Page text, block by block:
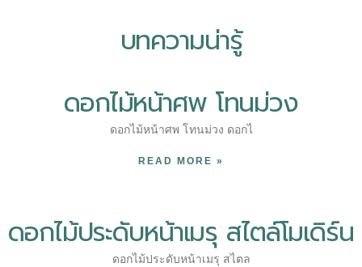
บทความน่ารู้
ดอกไม้หน้าศพ โทนม่วง
ดอกไม้หน้าศพ โทนม่วง ดอกไ
READ MORE »
ดอกไม้ประดับหน้าเมรุ สไตล์โมเดิร์น
ดอกไม้ประดับหน้าเมรุ สไตล